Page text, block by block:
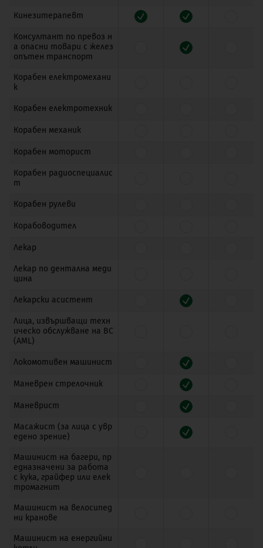
Кинезитерапевт
Консултант по превоз н
а опасни товари с желез
опътен транспорт
Корабен електромехани
к
Корабен електротехник
Корабен механик
Корабен моторист
Корабен радиоспециалис
т
Корабен рулеви
Корабоводител
Лекар
Лекар по дентална меди
цина
Лекарски асистент
Лица, извършващи техн
ическо обслужване на ВС
(AML)
Локомотивен машинист
Маневрен стрелочник
Маневрист
Масажист (за лица с увр
едено зрение)
Машинист на багери, пр
едназначени за работа
с кука, грайфер или елек
тромагнит
Машинист на велосипед
ни кранове
Машинист на енергийни